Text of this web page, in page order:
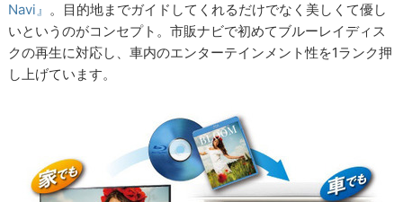
Navi』 。目的地までガイドしてくれるだけでなく美しくて優し
いというのがコンセプト。市販ナビで初めてブルーレイディス
クの再生に対応し、車内のエンターテインメント性を1ランク押
し上げています。